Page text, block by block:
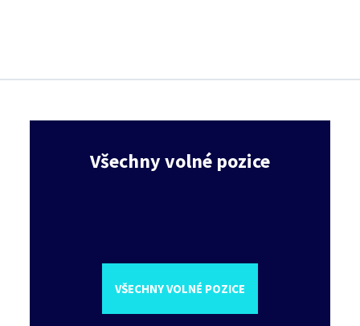
Všechny volné pozice
VŠECHNY VOLNÉ POZICE